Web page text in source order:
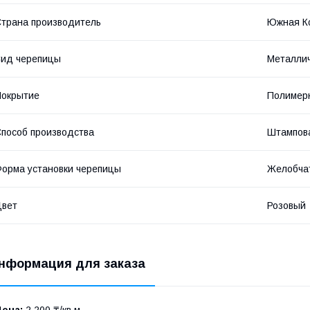
производитель Южная
черепицы
производства
установки черепицы
Розовый
для заказа